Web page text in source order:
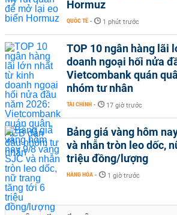
Hormuz
QUỐC TẾ - 1 phút trước
TOP 10 ngân hàng lãi
doanh ngoại hối nửa
Vietcombank quán
nhóm tư nhân
TÀI CHÍNH - 17 giờ trước
Bảng giá vàng hôm
và nhẫn tròn leo dốc,
triệu đồng/lượng
HÀNG HÓA - 1 giờ trước